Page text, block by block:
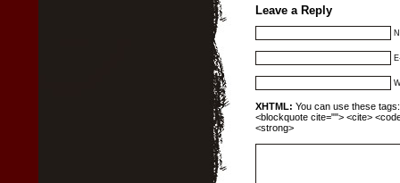
Leave a Reply
XHTML: You can use these
<blockquote cite=""> <cite>
<strong>